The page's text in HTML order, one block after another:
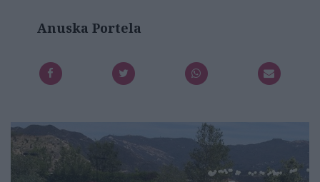
Anuska Portela